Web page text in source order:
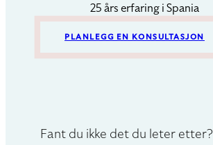
25 års erfaring i Spania
PLANLEGG EN KONSULTASJON
Fant du ikke det du leter etter?